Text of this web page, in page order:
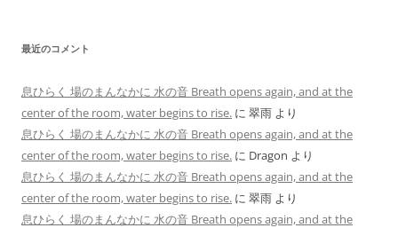
最近のコメント
息ひらく 場のまんなかに 水の音 Breath opens again, and at the
center of the room, water begins to rise. に 翠雨 より
息ひらく 場のまんなかに 水の音 Breath opens again, and at the
center of the room, water begins to rise. に Dragon より
息ひらく 場のまんなかに 水の音 Breath opens again, and at the
center of the room, water begins to rise. に 翠雨 より
息ひらく 場のまんなかに 水の音 Breath opens again, and at the